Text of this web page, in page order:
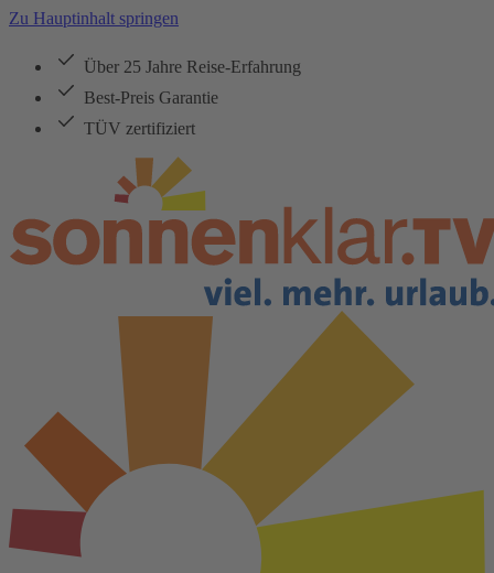
Zu Hauptinhalt springen
Über 25 Jahre Reise-Erfahrung
Best-Preis Garantie
TÜV zertifiziert